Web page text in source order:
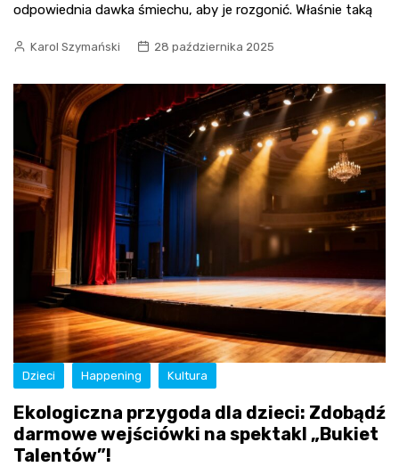
odpowiednia dawka śmiechu, aby je rozgonić. Właśnie taką
Karol Szymański 28 października 2025
Dzieci Happening Kultura
Ekologiczna przygoda dla dzieci: Zdobądź
darmowe wejściówki na spektakl „Bukiet
Talentów”!